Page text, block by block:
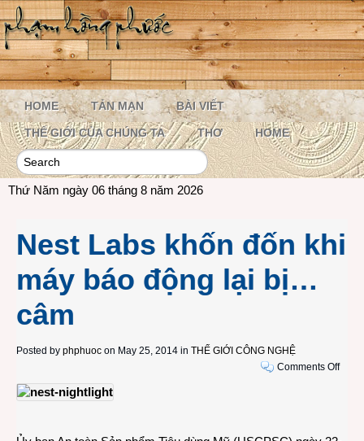
HOME TẢN MẠN BÀI VIẾT
THẾ GIỚI CỦA CHÚNG TA THƠ HOME
Thứ Năm ngày 06 tháng 8 năm 2026
Nest Labs khốn đốn khi
máy báo động lại bị…
câm
Posted by phphuoc on May 25, 2014 in THẾ GIỚI CÔNG NGHỆ
Comments Offon